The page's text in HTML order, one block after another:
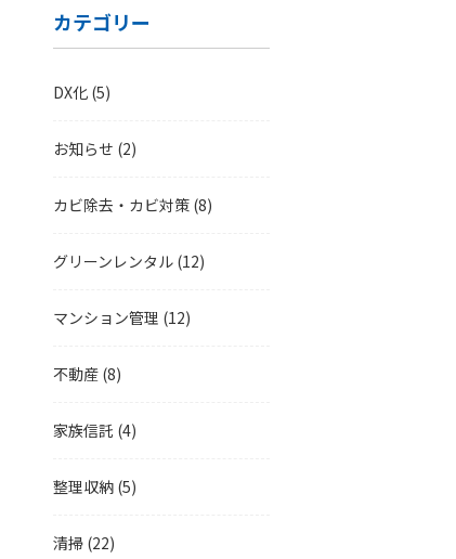
カ
イ
ブ
カテゴリー
DX化 (5)
お知らせ (2)
カビ除去・カビ対策 (8)
グリーンレンタル (12)
マンション管理 (12)
不動産 (8)
家族信託 (4)
整理収納 (5)
清掃 (22)